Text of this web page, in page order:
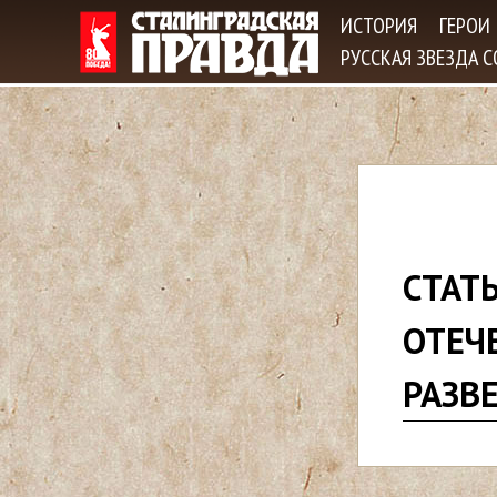
ИСТОРИЯ ГЕРОИ
РУССКАЯ ЗВЕЗДА
д
е